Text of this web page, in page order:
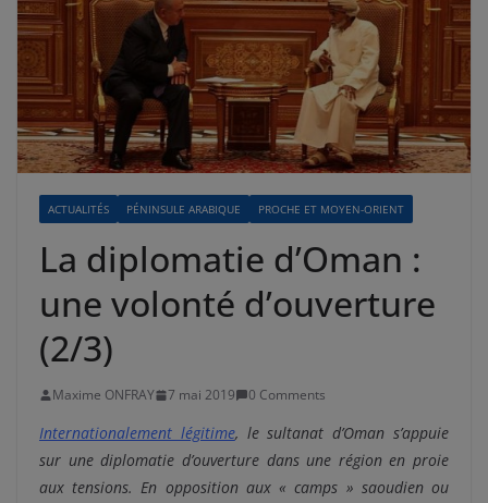
ACTUALITÉS PÉNINSULE ARABIQUE PROCHE ET MOYEN-ORIENT
La diplomatie d’Oman :
une volonté d’ouverture
(2/3)
Maxime ONFRAY 7 mai 2019 0 Comments
Internationalement légitime, le sultanat d’Oman s’appuie
sur une diplomatie d’ouverture dans une région en proie
aux tensions. En opposition aux « camps » saoudien ou